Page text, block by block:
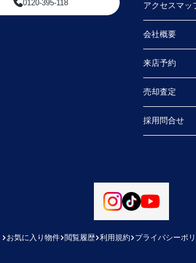
だ
0120-395-118 アクセスマッ
会社概要
来店予約
売却査定
採用問合せ
お気に入り物件 閲覧履歴 利用規約 プライバシーポ